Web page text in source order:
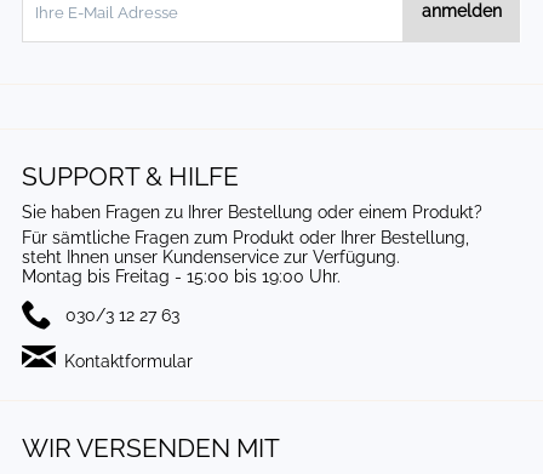
anmelden
SUPPORT & HILFE
Sie haben Fragen zu Ihrer Bestellung oder einem Produkt?
Für sämtliche Fragen zum Produkt oder Ihrer Bestellung,
steht Ihnen unser Kundenservice zur Verfügung.
Montag bis Freitag - 15:00 bis 19:00 Uhr.
030/3 12 27 63
Kontaktformular
WIR VERSENDEN MIT